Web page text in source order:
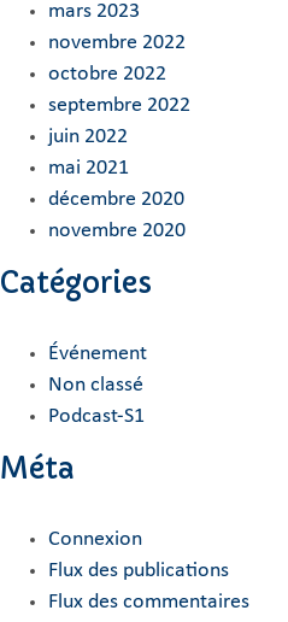
mars 2023
novembre 2022
octobre 2022
septembre 2022
juin 2022
mai 2021
décembre 2020
novembre 2020
Catégories
Événement
Non classé
Podcast-S1
Méta
Connexion
Flux des publications
Flux des commentaires